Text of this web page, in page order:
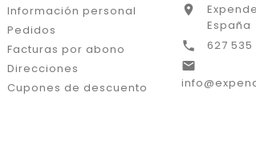
Información personal
Pedidos
Facturas por abono
Direcciones
Cupones de descuento

España
 627 535
